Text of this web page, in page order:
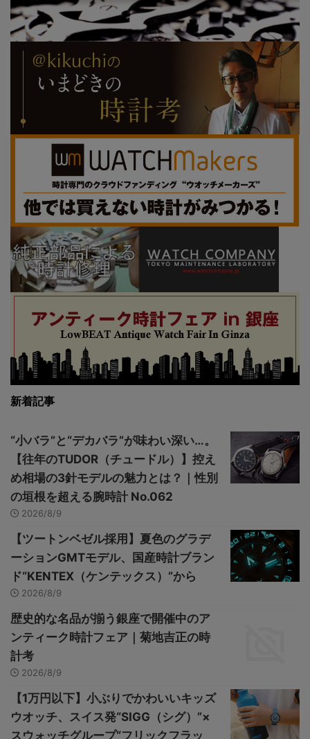
新着記事
“小バラ”と“デカバラ”が味わい深い…。
【往年のTUDOR（チュードル）】控え
め相場の3針モデルの魅力とは？｜性別
の垣根を超える腕時計 No.062
2026/8/9
【ツートンベゼル採用】夏色のグラデ
ーションGMTモデル、国産時計ブラン
ド“KENTEX（ケンテックス）”から
2026/8/9
歴史的な名品が揃う銀座で開催中のア
ンティーク時計フェア｜菊地吉正の時
計考
2026/8/9
【1万円以下】小ぶりでかわいいキッズ
ウオッチ、スイス発“SIGG（シグ）”×
スウォッチグループ“フリックフラッ